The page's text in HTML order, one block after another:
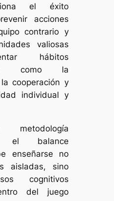
el éxito
acciones
contrario y
valiosas
hábitos
como la
cooperación y
individual y
el balance
enseñarse no
aisladas, sino
cognitivos
del juego